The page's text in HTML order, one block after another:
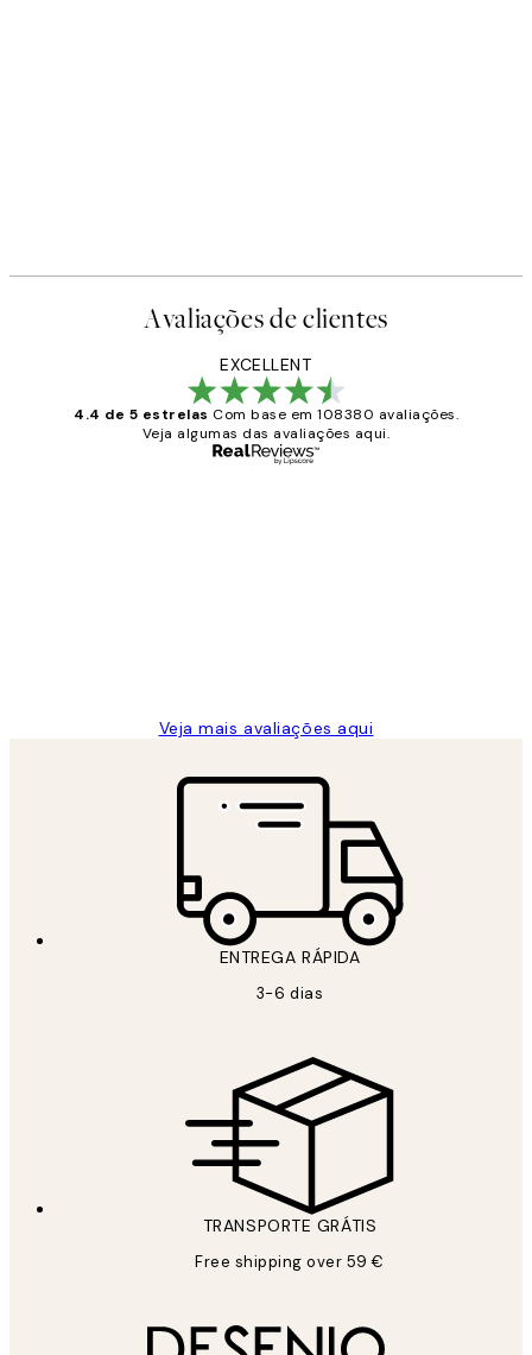
Avaliações de clientes
EXCELLENT
4.4 de 5 estrelas Com base em 108380 avaliações.
Veja algumas das avaliações aqui.
Veja mais avaliações aqui
ENTREGA RÁPIDA
3-6 dias
TRANSPORTE GRÁTIS
Free shipping over 59 €